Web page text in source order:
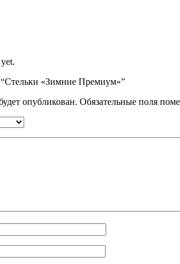
«Зимние Премиум»”
опубликован. Обязательные поля